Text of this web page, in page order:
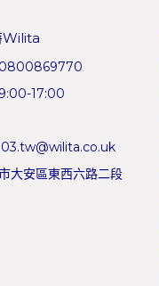
Wilita
0800869770
17:00
大安區東西六路二段